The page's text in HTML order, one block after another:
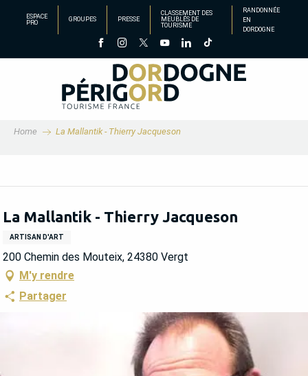
principal
ESPACE
PRO
GROUPES PRESSE
CLASSEMENT DES
MEUBLÉS DE
TOURISME
RANDONNÉE
EN
DORDOGNE
Home La Mallantik - Thierry Jacqueson
La Mallantik - Thierry Jacqueson
ARTISAN D'ART
200 Chemin des Mouteix, 24380 Vergt
M'y rendre
Partager